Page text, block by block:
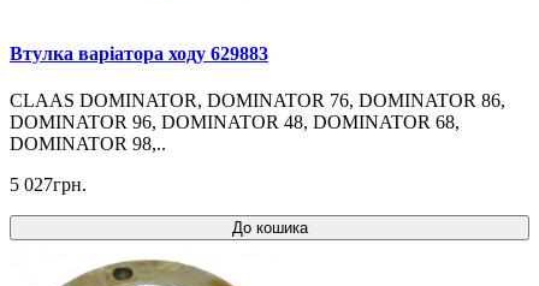
Втулка варіатора ходу 629883
CLAAS DOMINATOR, DOMINATOR 76, DOMINATOR 86,
DOMINATOR 96, DOMINATOR 48, DOMINATOR 68,
DOMINATOR 98,..
5 027грн.
До кошика